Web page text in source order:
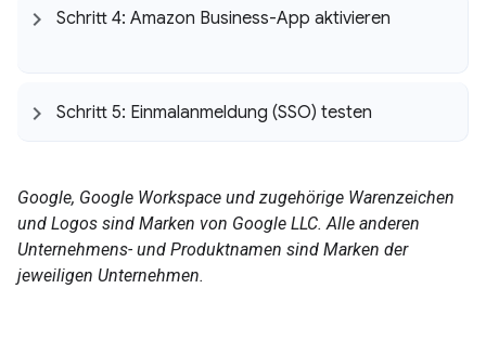
Schritt 4: Amazon Business-App aktivieren
Schritt 5: Einmalanmeldung (SSO) testen
Google, Google Workspace und zugehörige Warenzeichen
und Logos sind Marken von Google LLC. Alle anderen
Unternehmens- und Produktnamen sind Marken der
jeweiligen Unternehmen.